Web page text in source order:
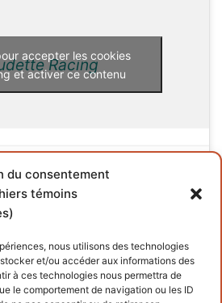
du consentement
témoins
nous utilisons des technologies
et/ou accéder aux informations des
à ces technologies nous permettra de
le comportement de navigation ou les ID
Racing
accepter les cookies
et activer ce contenu